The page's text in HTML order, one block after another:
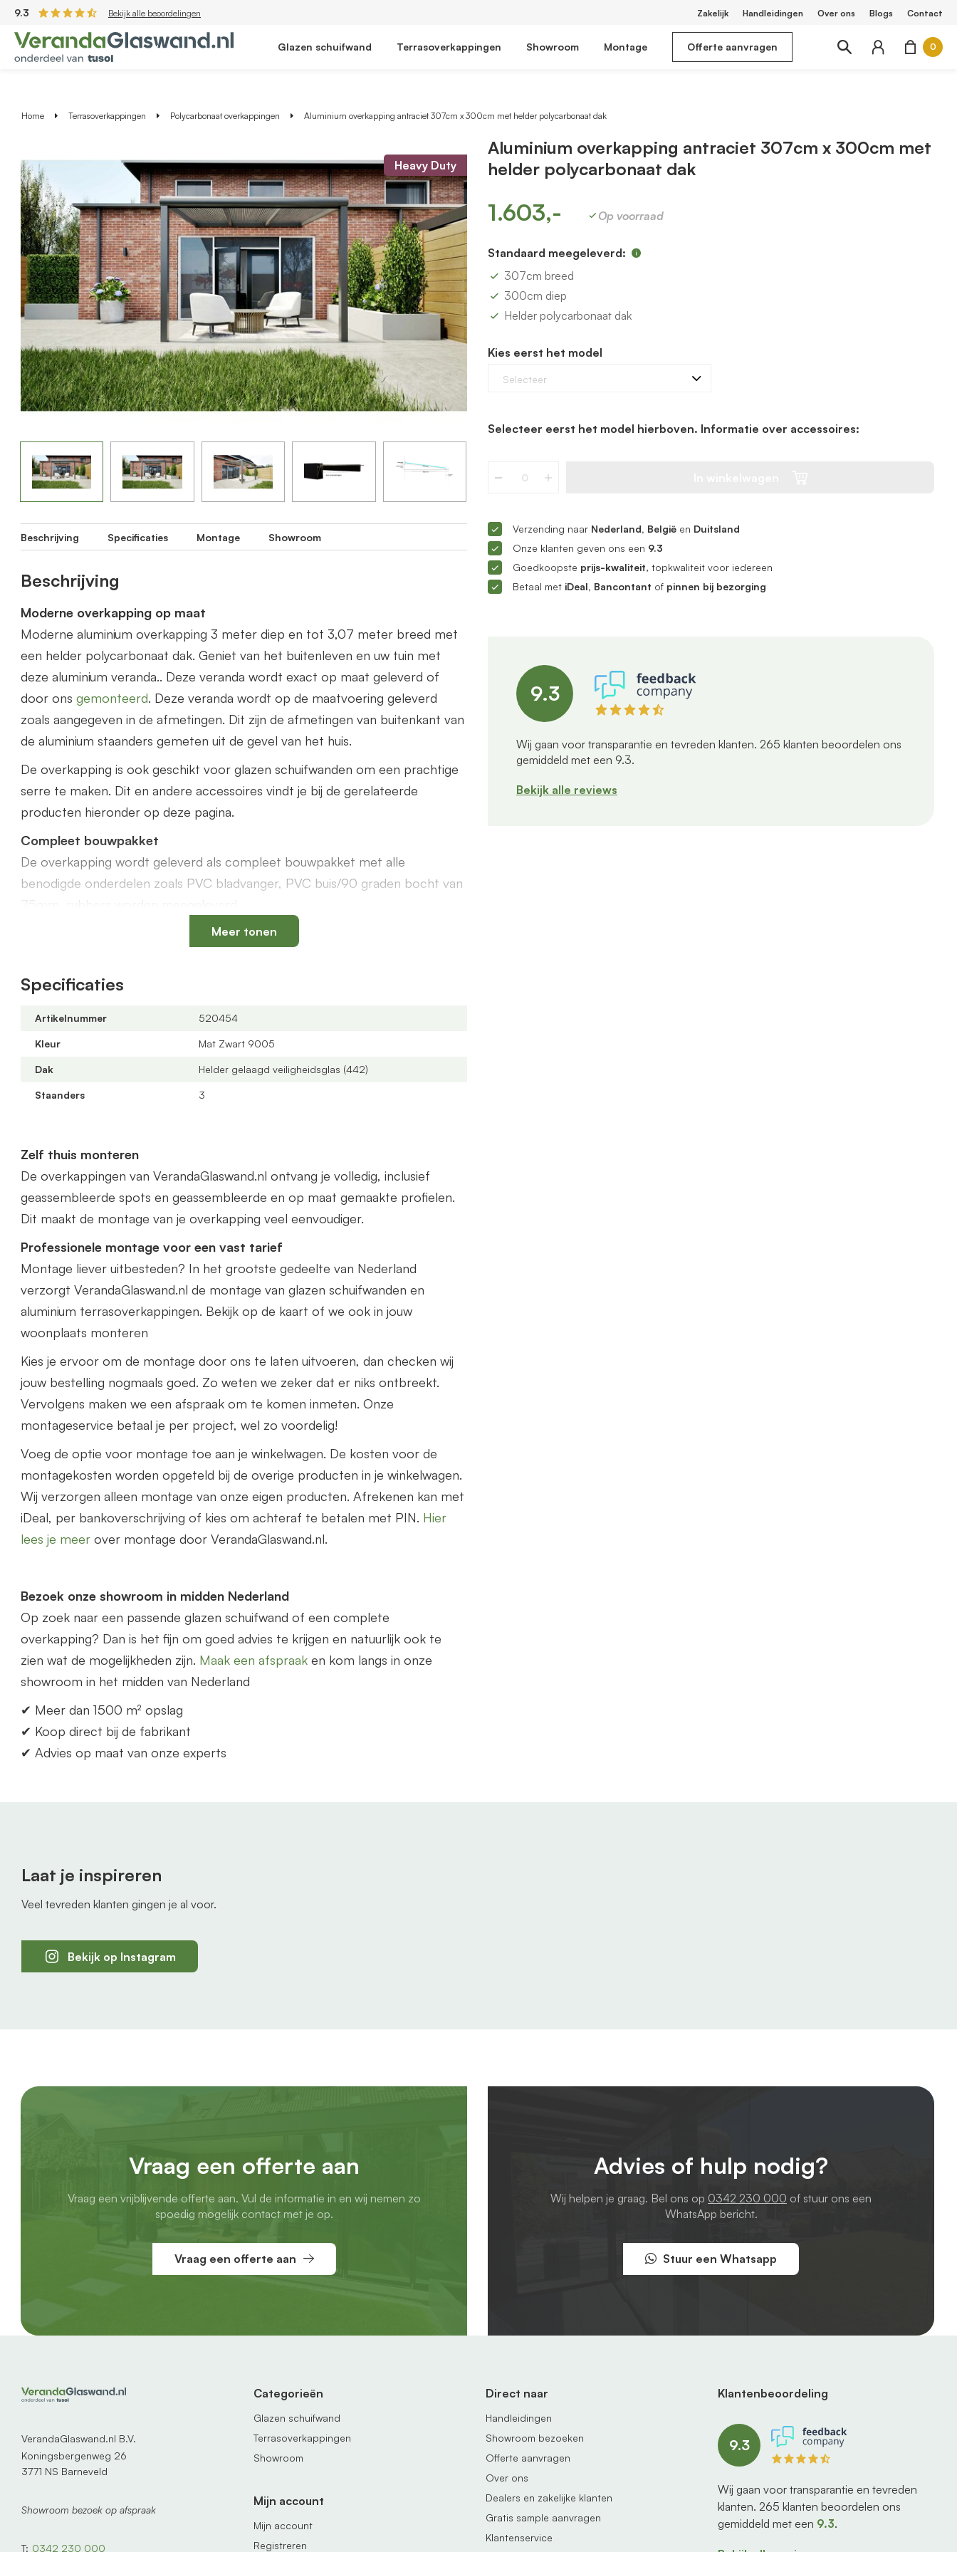
9.3 Bekijk alle beoordelingen Zakelijk Handleidingen Over ons Blogs Contact
Glazen schuifwand Terrasoverkappingen Showroom Montage Offerte aanvragen 0
Home Terrasoverkappingen Polycarbonaat overkappingen Aluminium overkapping antraciet 307cm x 300cm met helder polycarbonaat dak
Heavy Duty
Beschrijving Specificaties Montage Showroom
Beschrijving
Moderne overkapping op maat
Moderne aluminium overkapping 3 meter diep en tot 3,07 meter breed met
een helder polycarbonaat dak. Geniet van het buitenleven en uw tuin met
deze aluminium veranda.. Deze veranda wordt exact op maat geleverd of
door ons gemonteerd. Deze veranda wordt op de maatvoering geleverd
zoals aangegeven in de afmetingen. Dit zijn de afmetingen van buitenkant van
de aluminium staanders gemeten uit de gevel van het huis.
De overkapping is ook geschikt voor glazen schuifwanden om een prachtige
serre te maken. Dit en andere accessoires vindt je bij de gerelateerde
producten hieronder op deze pagina.
Compleet bouwpakket
De overkapping wordt geleverd als compleet bouwpakket met alle
benodigde onderdelen zoals PVC bladvanger, PVC buis/90 graden bocht van
veranda kunnen wij gratis op maat leveren. Zowel in de breedte als diepte.
Het beste vraagt u dan een offerte aan.
Meer tonen
Specificaties
Artikelnummer 520454
Kleur Mat Zwart 9005
Dak Helder gelaagd veiligheidsglas (442)
Staanders 3
Zelf thuis monteren
De overkappingen van VerandaGlaswand.nl ontvang je volledig, inclusief
geassembleerde spots en geassembleerde en op maat gemaakte profielen.
Dit maakt de montage van je overkapping veel eenvoudiger.
Professionele montage voor een vast tarief
Montage liever uitbesteden? In het grootste gedeelte van Nederland
verzorgt VerandaGlaswand.nl de montage van glazen schuifwanden en
aluminium terrasoverkappingen. Bekijk op de kaart of we ook in jouw
woonplaats monteren
Kies je ervoor om de montage door ons te laten uitvoeren, dan checken wij
jouw bestelling nogmaals goed. Zo weten we zeker dat er niks ontbreekt.
Vervolgens maken we een afspraak om te komen inmeten. Onze
montageservice betaal je per project, wel zo voordelig!
Voeg de optie voor montage toe aan je winkelwagen. De kosten voor de
montagekosten worden opgeteld bij de overige producten in je winkelwagen.
Wij verzorgen alleen montage van onze eigen producten. Afrekenen kan met
iDeal, per bankoverschrijving of kies om achteraf te betalen met PIN. Hier
lees je meer over montage door VerandaGlaswand.nl.
Bezoek onze showroom in midden Nederland
Op zoek naar een passende glazen schuifwand of een complete
overkapping? Dan is het fijn om goed advies te krijgen en natuurlijk ook te
zien wat de mogelijkheden zijn. Maak een afspraak en kom langs in onze
showroom in het midden van Nederland
✔ Meer dan 1500 m² opslag
✔ Koop direct bij de fabrikant
✔ Advies op maat van onze experts
Aluminium overkapping antraciet 307cm x 300cm met
helder polycarbonaat dak
1.603,- Op voorraad
Standaard meegeleverd:
307cm breed
300cm diep
Helder polycarbonaat dak
Kies eerst het model
Selecteer
Selecteer eerst het model hierboven. Informatie over accessoires:
Verzending naar Nederland, België en Duitsland
Onze klanten geven ons een 9.3
Goedkoopste prijs-kwaliteit, topkwaliteit voor iedereen
Betaal met iDeal, Bancontant of pinnen bij bezorging
9.3
Wij gaan voor transparantie en tevreden klanten. 265 klanten beoordelen ons
gemiddeld met een 9.3.
Bekijk alle reviews
Laat je inspireren
Veel tevreden klanten gingen je al voor.
Bekijk op Instagram
Vraag een offerte aan
Vraag een vrijblijvende offerte aan. Vul de informatie in en wij nemen zo
spoedig mogelijk contact met je op.
Vraag een offerte aan
Advies of hulp nodig?
Wij helpen je graag. Bel ons op 0342 230 000 of stuur ons een
WhatsApp bericht.
Stuur een Whatsapp
VerandaGlaswand.nl B.V.
Koningsbergenweg 26
3771 NS Barneveld
Showroom bezoek op afspraak
T: 0342 230 000
Categorieën
Glazen schuifwand
Terrasoverkappingen
Showroom
Mijn account
Mijn account
Registreren
Direct naar
Handleidingen
Showroom bezoeken
Offerte aanvragen
Over ons
Dealers en zakelijke klanten
Gratis sample aanvragen
Klantenservice
Klantenbeoordeling
9.3
Wij gaan voor transparantie en tevreden
klanten. 265 klanten beoordelen ons
gemiddeld met een 9.3.